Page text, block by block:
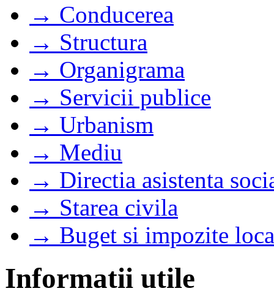
→ Conducerea
→ Structura
→ Organigrama
→ Servicii publice
→ Urbanism
→ Mediu
→ Directia asistenta
→ Starea civila
→ Buget si impozite
Informatii utile